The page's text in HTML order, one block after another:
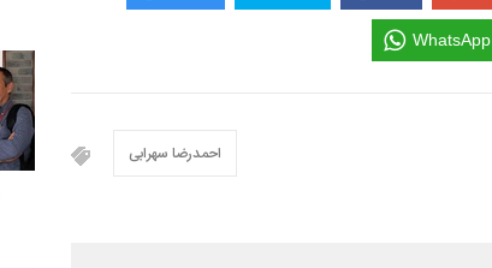
WhatsApp
احمدرضا سهرابی